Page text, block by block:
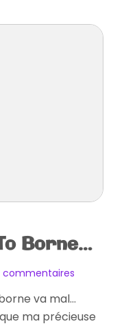
Borne…
commentaires
Borne
or
va mal…
ma précieuse